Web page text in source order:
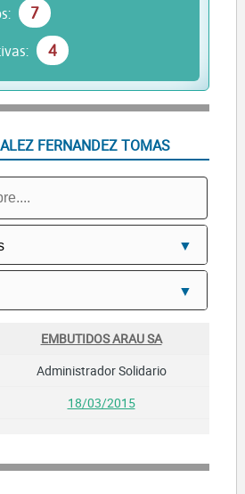
7
4
FERNANDEZ TOMAS
EMBUTIDOS ARAU SA
Administrador Solidario
18/03/2015